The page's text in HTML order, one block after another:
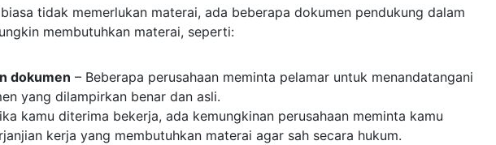
tidak memerlukan materai, ada beberapa dokumen pendukung dalam
membutuhkan materai, seperti:
dokumen – Beberapa perusahaan meminta pelamar untuk menandatangani
yang dilampirkan benar dan asli.
kamu diterima bekerja, ada kemungkinan perusahaan meminta kamu
kerja yang membutuhkan materai agar sah secara hukum.